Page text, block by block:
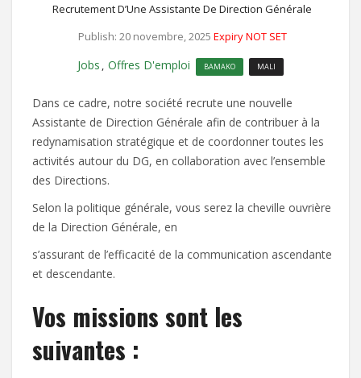
Recrutement D’Une Assistante De Direction Générale
Publish: 20 novembre, 2025 Expiry NOT SET
Jobs Offres D'emploi BAMAKO MALI
Dans ce cadre, notre société recrute une nouvelle
Assistante de Direction Générale afin de contribuer à la
redynamisation stratégique et de coordonner toutes les
activités autour du DG, en collaboration avec l’ensemble
des Directions.
Selon la politique générale, vous serez la cheville ouvrière
de la Direction Générale, en
s’assurant de l’efficacité de la communication ascendante
et descendante.
Vos missions sont les
suivantes :